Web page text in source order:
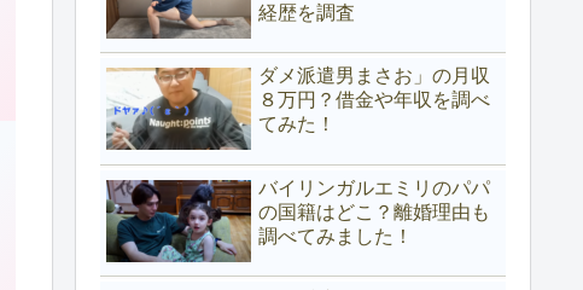
経歴を調査
ダメ派遣男まさお」の月収
８万円？借金や年収を調べ
てみた！
バイリンガルエミリのパパ
の国籍はどこ？離婚理由も
調べてみました！